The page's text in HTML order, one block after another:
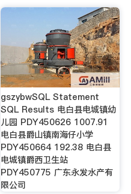
gszybwSQL Statement
SQL Results 电白县电城镇幼
儿园 PDY450626 1007.91
电白县爵山镇南海仔小学
PDY450664 192.38 电白县
电城镇爵西卫生站
PDY450775 广东永发水产有
限公司